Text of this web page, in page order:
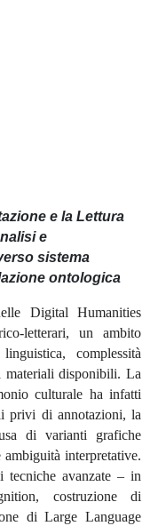
e la Lettura
e
sistema
ontologica
Digital Humanities
un ambito
complessità
materiali disponibili. La
culturale ha infatti
privi di annotazioni, la
di varianti grafiche
interpretative.
tecniche avanzate – in
costruzione di
di Large Language